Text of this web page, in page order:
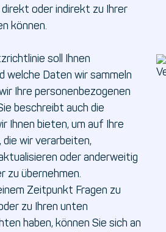
oder indirekt zu Ihrer
können.
soll Ihnen
welche Daten wir sammeln
Ihre personenbezogenen
beschreibt auch die
Ihnen bieten, um auf Ihre
wir verarbeiten,
oder anderweitig
zu übernehmen.
Zeitpunkt Fragen zu
zu Ihren unten
haben, können Sie sich an